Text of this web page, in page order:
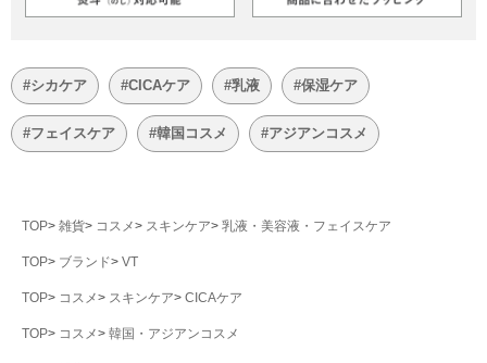
#シカケア #CICAケア #乳液 #保湿ケア
#フェイスケア #韓国コスメ #アジアンコスメ
TOP 雑貨 コスメ スキンケア 乳液・美容液・フェイスケア
TOP ブランド VT
TOP コスメ スキンケア CICAケア
TOP コスメ 韓国・アジアンコスメ